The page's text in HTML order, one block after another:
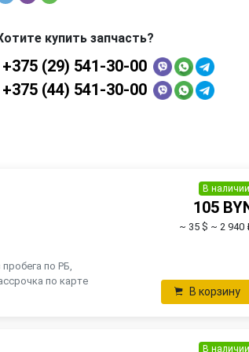
купить запчасть?
+375 (29) 541-30-00
+375 (44) 541-30-00
по РБ,
по карте
В
105
~ 35 $ ~ 2 940
В корзину
В